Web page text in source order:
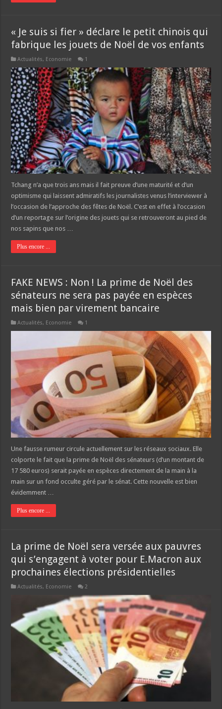
« Je suis si fier » déclare le petit chinois qui
fabrique les jouets de Noël de vos enfants
Actualités, Economie 1
Tchang n’a que trois ans mais il fait preuve d’une maturité et d’un
optimisme qui laissent admiratifs les journalistes venus l’interviewer à
l’occasion de l’approche des fêtes de Noël. C’est en effet à l’occasion
d’un reportage sur l’origine des jouets qui se retrouveront au pied de
nos sapins que nos …
Plus encore ...
FAKE NEWS : Non ! La prime de Noël des
sénateurs ne sera pas payée en espèces
mais bien par virement bancaire
Actualités, Economie 1
Une fausse rumeur circule actuellement sur les réseaux sociaux. Elle
colporte le fait que la prime de Noël des sénateurs (d’un montant de
17 580 euros) serait payée en espèces directement de la main à la
main sur un fond occulte géré par le sénat. Cette nouvelle est bien
évidemment …
Plus encore ...
La prime de Noël sera versée aux pauvres
qui s’engagent à voter pour E.Macron aux
prochaines élections présidentielles
Actualités, Economie 2